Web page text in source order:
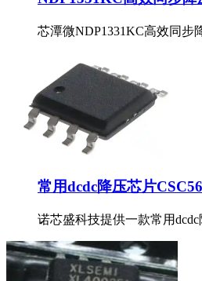
芯潭微NDP1331KC高效同
常用dcdc降压芯片
诺芯盛科技提供一款常用